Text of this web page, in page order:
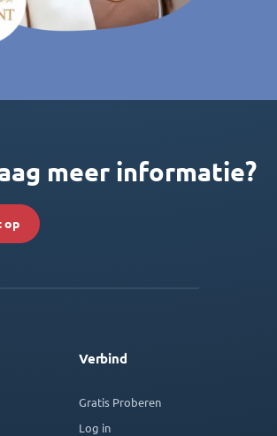
meer informatie?
op
Verbind
Gratis Proberen
Log in